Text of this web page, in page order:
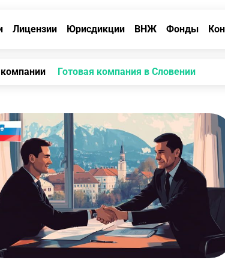
Лицензии Юрисдикции ВНЖ Фонды
Готовая компания в Словении